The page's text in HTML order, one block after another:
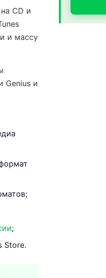
CD и
и массу
Genius и
;
Store.